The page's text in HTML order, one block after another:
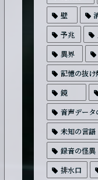
壁
予兆
異界
記憶の抜け
鏡
音声データ
未知の言語
録音の怪異
排水口